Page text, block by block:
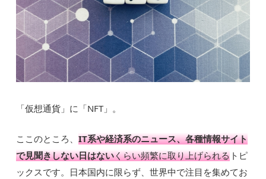
「仮想通貨」に「NFT」。
ここのところ、IT系や経済系のニュース、各種情報サイト
で見聞きしない日はないくらい頻繁に取り上げられる トピ
ックスです。日本国内に限らず、世界中で注目を集めてお